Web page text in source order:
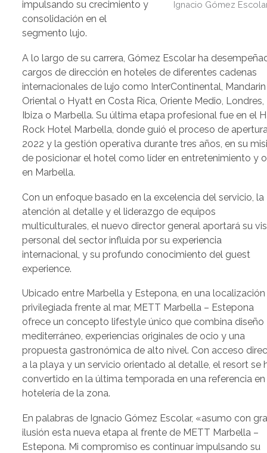
Ignacio Gómez
impulsando su crecimiento y
consolidación en el
segmento lujo.
A lo largo de su carrera, Gómez Escolar ha
cargos de dirección en hoteles de diferentes cadenas
internacionales de lujo como InterContinental, Mandarin
Oriental o Hyatt en Costa Rica, Oriente Medio, Londres,
Ibiza o Marbella. Su última etapa profesional fue en el
Rock Hotel Marbella, donde guió el proceso de
2022 y la gestión operativa durante tres años, en su
de posicionar el hotel como líder en entretenimiento y
en Marbella.
Con un enfoque basado en la excelencia del servicio, la
atención al detalle y el liderazgo de equipos
multiculturales, el nuevo director general aportará su
personal del sector influida por su experiencia
internacional, y su profundo conocimiento del guest
experience.
Ubicado entre Marbella y Estepona, en una localización
privilegiada frente al mar, METT Marbella – Estepona
ofrece un concepto lifestyle único que combina diseño
mediterráneo, experiencias originales de ocio y una
propuesta gastronómica de alto nivel. Con acceso
a la playa y un servicio orientado al detalle, el resort se
convertido en la última temporada en una referencia en
hotelería de la zona.
En palabras de Ignacio Gómez Escolar, «asumo con
ilusión esta nueva etapa al frente de METT Marbella –
Estepona. Mi compromiso es continuar impulsando su